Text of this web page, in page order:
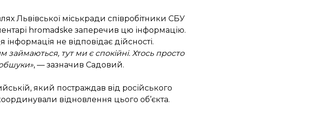
Львівської міськради співробітники СБУ
hromadske заперечив цю інформацію.
не відповідає дійсності.
займаються, тут ми є спокійні. Хтось просто
, — зазначив Садовий.
який постраждав від російського
відновлення цього об’єкта.